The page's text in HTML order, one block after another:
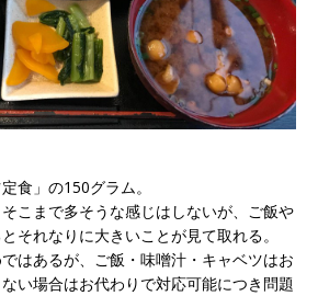
食」の150グラム。
こまで多そうな感じはしないが、ご飯や
それなりに大きいことが見て取れる。
はあるが、ご飯・味噌汁・キャベツはお
い場合はお代わりで対応可能につき問題